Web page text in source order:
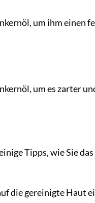
um ihm einen
um es zarter
Tipps, wie Sie
die gereinigte Haut